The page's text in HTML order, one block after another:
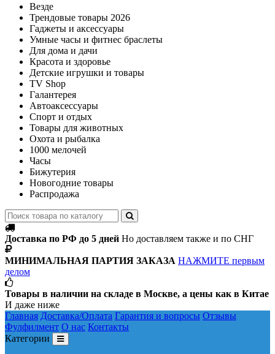
Везде
Трендовые товары 2026
Гаджеты и аксессуары
Умные часы и фитнес браслеты
Для дома и дачи
Красота и здоровье
Детские игрушки и товары
TV Shop
Галантерея
Автоаксессуары
Спорт и отдых
Товары для животных
Охота и рыбалка
1000 мелочей
Часы
Бижутерия
Новогодние товары
Распродажа
Доставка по РФ до 5 дней Но доставляем также и по СНГ
МИНИМАЛЬНАЯ ПАРТИЯ ЗАКАЗА НАЖМИТЕ первым
делом
Товары в наличии на складе в Москве, а цены как в Китае
И даже ниже
Главная Доставка/Оплата Гарантия и вопросы Отзывы
Фулфилмент О нас Контакты
Категории